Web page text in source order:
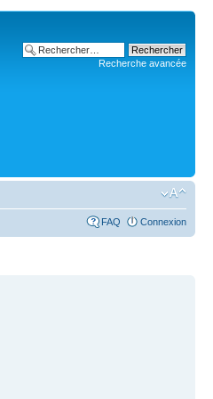
Recherche avancée
FAQ Connexion